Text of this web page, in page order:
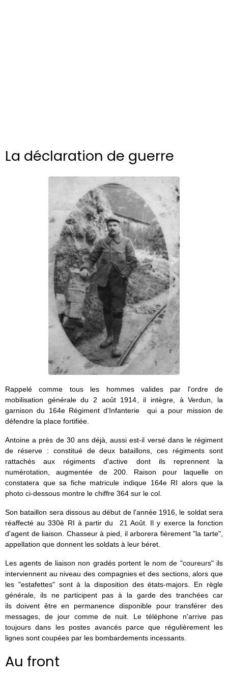
La déclaration de guerre
Rappelé comme tous les hommes valides par l'ordre de
mobilisation générale du 2 août 1914, il intègre, à Verdun, la
garnison du 164e Régiment d'Infanterie qui a pour mission de
défendre la place fortifiée.
Antoine a près de 30 ans déjà, aussi est-il versé dans le régiment
de réserve : constitué de deux bataillons, ces régiments sont
rattachés aux régiments d'active dont ils reprennent la
numérotation, augmentée de 200. Raison pour laquelle on
constatera que sa fiche matricule indique 164e RI alors que la
photo ci-dessous montre le chiffre 364 sur le col.
Son bataillon sera dissous au début de l'année 1916, le soldat sera
réaffecté au 330è RI à partir du 21 Août. Il y exerce la fonction
d'agent de liaison. Chasseur à pied, il arborera fièrement "la tarte",
appellation que donnent les soldats à leur béret.
Les agents de liaison non gradés portent le nom de "coureurs" ils
interviennent au niveau des compagnies et des sections, alors que
les "estafettes" sont à la disposition des états-majors. En règle
générale, ils ne participent pas à la garde des tranchées car
ils doivent être en permanence disponible pour transférer des
messages, de jour comme de nuit. Le téléphone n'arrive pas
toujours dans les postes avancés parce que régulièrement les
lignes sont coupées par les bombardements incessants.
Au front